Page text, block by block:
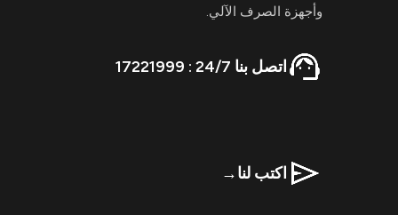
وأجهزة الصرف الآلي.
اتصل بنا 24/7 : 17221999
اكتب لنا→